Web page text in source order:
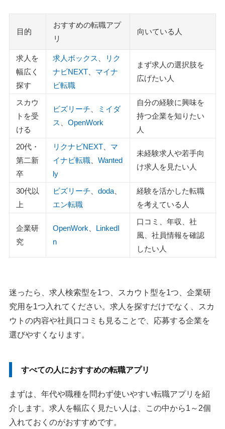
3：使いやすさと通知設定を確認する
転職アプリと転職エージェントを併用する
1：リクルートエージェント
2：doda転職エージェント
3：パソナキャリア
5：type転職エージェント
転職アプリに関するよくある質問
Q：おすすめの転職アプリはどれですか？
Q：転職アプリで1位はどれですか？
Q：転職アプリに登録したら会社にバレますか？
Q：危ない転職サイトや転職アプリはありますか？
Q：転職アプリと転職エージェントはどう使い分ければい
Q：転職アプリはいくつ利用するのがおすすめですか？
Q：転職するか迷っている段階でもアプリを使っていいで
執筆者・監修者のmotoについて
目的
おすすめの転職アプ
リ
向いている人
求人を
幅広く
探す
求人ボックス
リク
ナビNEXT
マイナ
ビ転職
まず求人の選択肢を
広げたい人
スカウ
トを受
ける
ビズリーチ
ミイダ
ス
OpenWork
自分の経験に興味を
持つ企業を知りたい
人
20代・
第二新
卒
リクナビNEXT
マ
イナビ転職
Wanted
ly
未経験求人や若手向
け求人を見たい人
30代以
上
ビズリーチ doda
エン転職
経験を活かした転職
を考えている人
企業研
究
OpenWork
LinkedI
n
口コミ、年収、社
風、社員情報を確認
したい人
迷ったら、求人検索型を1つ、スカウト型を1つ、企業研
究用を1つ入れてください。求人を探すだけでなく、スカ
ウトの内容や社員口コミも見ることで、応募する企業を
選びやすくなります。
すべての人におすすめの転職アプリ
まずは、年代や職種を問わず使いやすい転職アプリを紹
介します。求人を幅広く見たい人は、この中から1～2個
入れておくのがおすすめです。